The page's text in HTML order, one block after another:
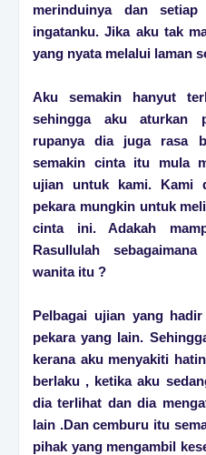
merinduinya dan
ingatanku. Jika aku tak
yang nyata melalui laman
Aku semakin hanyut
sehingga aku aturkan
rupanya dia juga rasa
semakin cinta itu mula
ujian untuk kami. Kami
pekara mungkin untuk
cinta ini. Adakah
Rasullulah
wanita itu ?
Pelbagai ujian yang
pekara yang lain.
kerana aku menyakiti
berlaku , ketika aku
dia terlihat dan dia
lain .Dan cemburu itu
pihak yang mengambil